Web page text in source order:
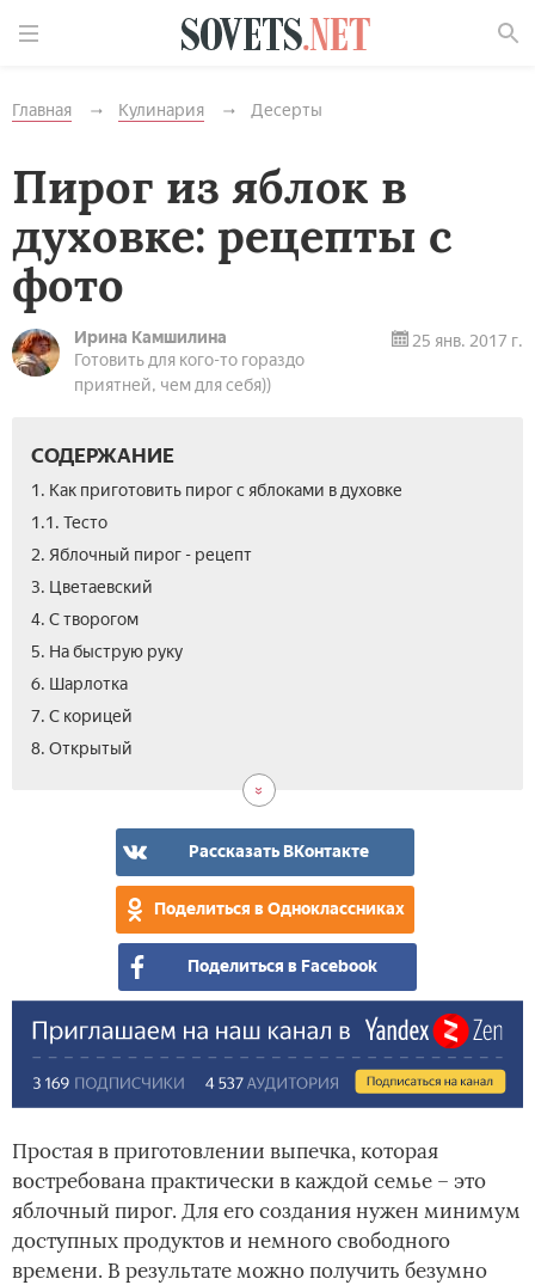
Главная Кулинария Десерты
Пирог из яблок в
духовке: рецепты с
фото
Ирина Камшилина
Готовить для кого-то гораздо
приятней, чем для себя))
25 янв. 2017 г.
СОДЕРЖАНИЕ
1. Как приготовить пирог с яблоками в духовке
1.1. Тесто­
2. Яблочный пирог - рецепт
3. Цветаевский
4. С творогом
5. На быструю руку
6. Шарлотка­
7. С корицей
8. Открытый
Рассказать ВКонтакте
Поделиться в Одноклассниках
Поделиться в Facebook
Простая в приготовлении выпечка, которая
востребована практически в каждой семье – это
яблочный пирог. Для его создания нужен минимум
доступных продуктов и немного свободного
времени. В результате можно получить безумно